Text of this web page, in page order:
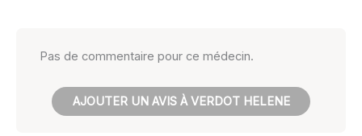
Pas de commentaire pour ce médecin.
AJOUTER UN AVIS À VERDOT HELENE